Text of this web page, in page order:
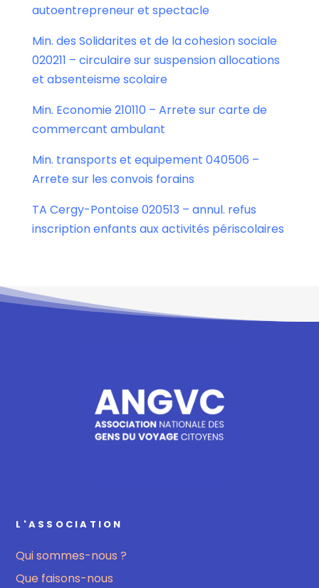
autoentrepreneur et spectacle
Min. des Solidarites et de la cohesion sociale
020211 – circulaire sur suspension allocations
et absenteisme scolaire
Min. Economie 210110 – Arrete sur carte de
commercant ambulant
Min. transports et equipement 040506 –
Arrete sur les convois forains
TA Cergy-Pontoise 020513 – annul. refus
inscription enfants aux activités périscolaires
L'ASSOCIATION
Qui sommes-nous ?
Que faisons-nous